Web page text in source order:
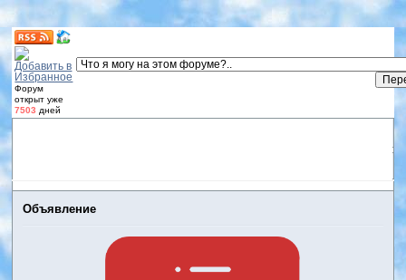
Форум
открыт уже
7503 дней
Объявление